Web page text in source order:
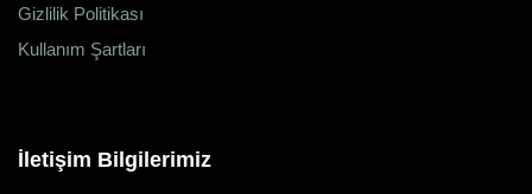
Gizlilik Politikası
Kullanım Şartları
İletişim Bilgilerimiz